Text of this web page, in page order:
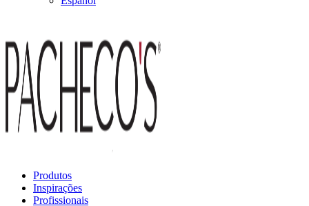
Produtos
Inspirações
Profissionais